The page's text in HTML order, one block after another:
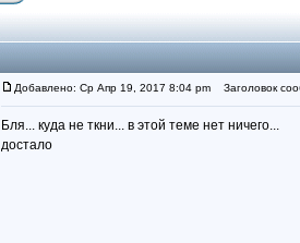
Добавлено: Ср Апр 19, 2017 8:04 pm Заголовок
Бля... куда не ткни... в этой теме нет ничего...
достало